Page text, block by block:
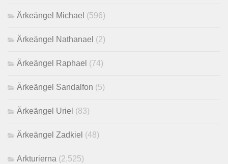
Ärkeängel Michael (596)
Ärkeängel Nathanael (2)
Ärkeängel Raphael (74)
Ärkeängel Sandalfon (5)
Ärkeängel Uriel (83)
Ärkeängel Zadkiel (48)
Arkturierna (2,525)